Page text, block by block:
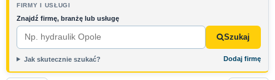
FIRMY I USŁUGI
Znajdź firmę, branżę lub usługę
Szukaj
Jak skutecznie szukać? Dodaj firmę